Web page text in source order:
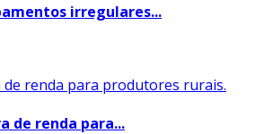
irregulares...
de renda para...